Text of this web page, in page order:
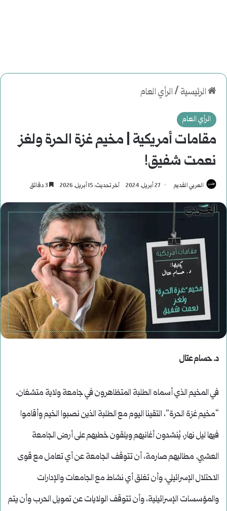
الرئيسية /الرأي العام
الرأي العام
مقامات أمريكية | مخيم غزة الحرة ولغز
نعمت شفيق!
العربي القديم 27 أبريل، 2024 آخر تحديث: 15 أبريل، 2026
د. حسام عتال
في المخيم الذي أسماه الطلبة المتظاهرون في جامعة ولاية متشغان،
“مخيم غزة الحرة”، التقينا اليوم مع الطلبة الذين نصبوا الخيم وأقاموا
فيها ليل نهار، يُنشدون أغانيهم ويلقون خطبهم على أرض الجامعة
العشبي. مطالبهم صارمة، أن تتوقف الجامعة عن أي تعامل مع قوى
الاحتلال الإسرائيلي، وأن تغلق أي نشاط مع الجامعات والإدارات
والمؤسسات الإسرائيلية، وأن تتوقف الولايات عن تمويل الحرب وأن يتم